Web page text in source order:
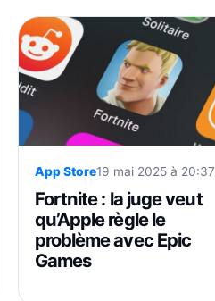
App Store19 mai 2025 à 20:37
Fortnite : la juge veut
qu’Apple règle le
problème avec Epic
Games